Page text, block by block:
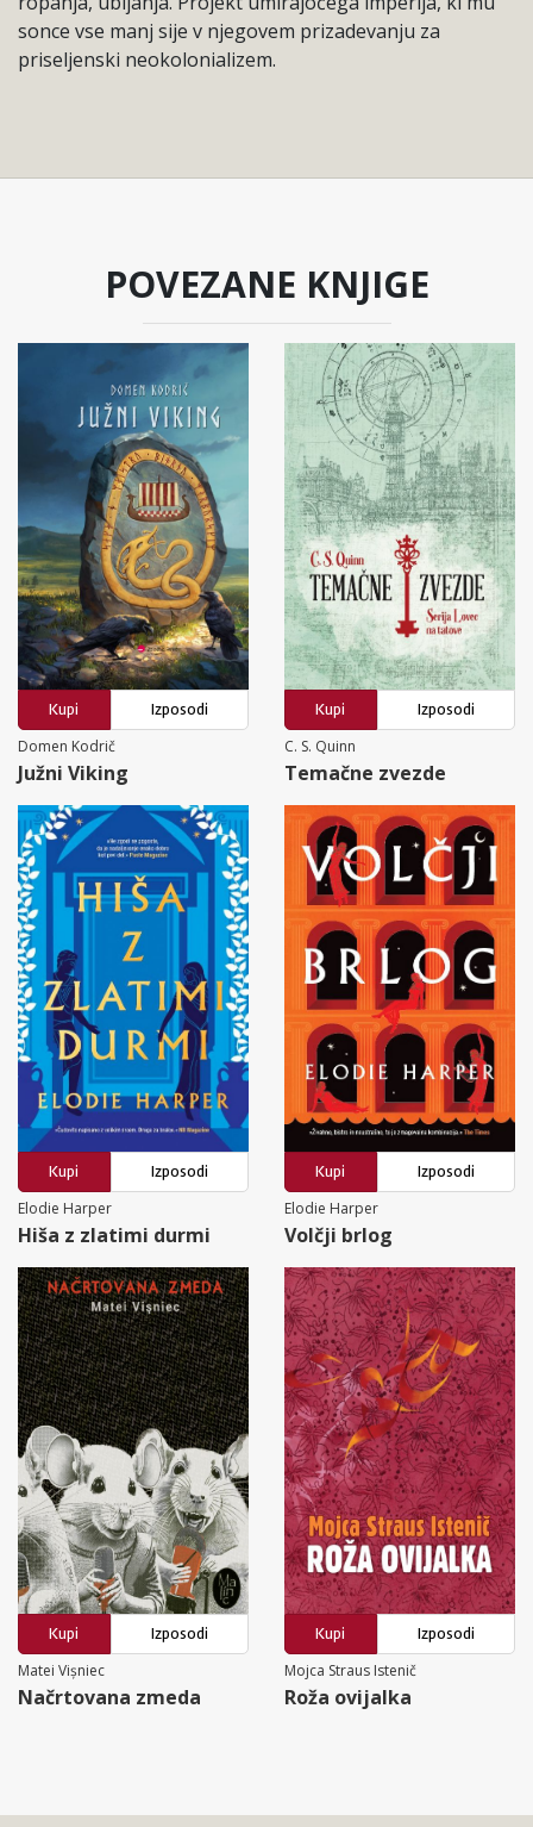
sonce vse manj sije v njegovem prizadevanju za
priseljenski neokolonializem.
POVEZANE KNJIGE
Kupi
Izposodi
Domen Kodrič
Južni Viking
Kupi
Izposodi
C. S. Quinn
Temačne zvezde
Kupi
Izposodi
Elodie Harper
Hiša z zlatimi durmi
Kupi
Izposodi
Elodie Harper
Volčji brlog
Kupi
Izposodi
Matei Vișniec
Načrtovana zmeda
Kupi
Izposodi
Mojca Straus Istenič
Roža ovijalka